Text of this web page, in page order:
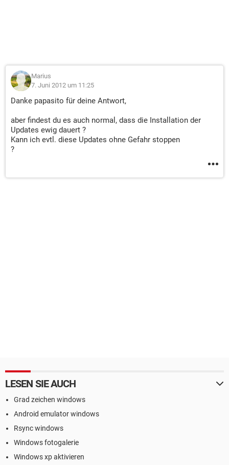
Marius
7. Juni 2012 um 11:25
Danke papasito für deine Antwort,
aber findest du es auch normal, dass die Installation der
Updates ewig dauert ?
Kann ich evtl. diese Updates ohne Gefahr stoppen
?
LESEN SIE AUCH
Grad zeichen windows
Android emulator windows
Rsync windows
Windows fotogalerie
Windows xp aktivieren